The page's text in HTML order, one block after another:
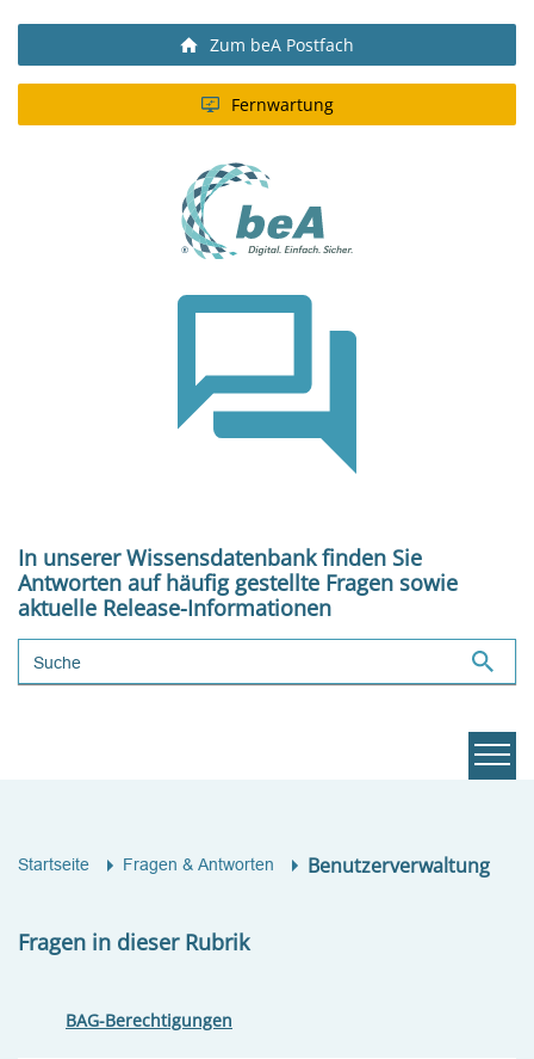
Zum beA Postfach
Fernwartung
In unserer Wissensdatenbank finden Sie
Antworten auf häufig gestellte Fragen sowie
aktuelle Release-Informationen
Suchbegriff
Startseite Fragen & Antworten Benutzerverwaltung
Fragen in dieser Rubrik
BAG-Berechtigungen